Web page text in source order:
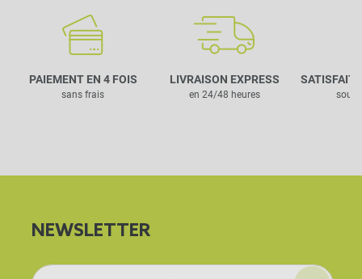
PAIEMENT EN 4 FOIS
sans frais
LIVRAISON EXPRESS
en 24/48 heures
SATISFAIT
sous
NEWSLETTER